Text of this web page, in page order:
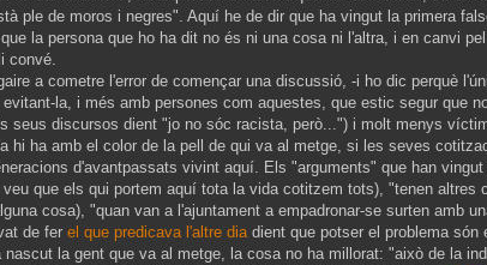
ple de moros i negres". Aquí he de dir que ha vingut la primera
la persona que ho ha dit no és ni una cosa ni l'altra, i en canvi
convé.
a cometre l'error de començar una discussió, -i ho dic perquè
la, i més amb persones com aquestes, que estic segur que
seus discursos dient "jo no sóc racista, però...") i molt menys
hi ha amb el color de la pell de qui va al metge, si les seves
d'avantpassats vivint aquí. Els "arguments" que han
que els qui portem aquí tota la vida cotitzem tots), "tenen altres
cosa), "quan van a l'ajuntament a empadronar-se surten amb
de fer el que predicava l'altre diadient que potser el problema són
nascut la gent que va al metge, la cosa no ha millorat: "això de la